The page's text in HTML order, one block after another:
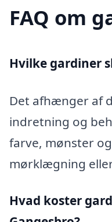
FAQ om
Hvilke gardiner
Det afhænger af
indretning og
farve, mønster
mørklægning
Hvad koster